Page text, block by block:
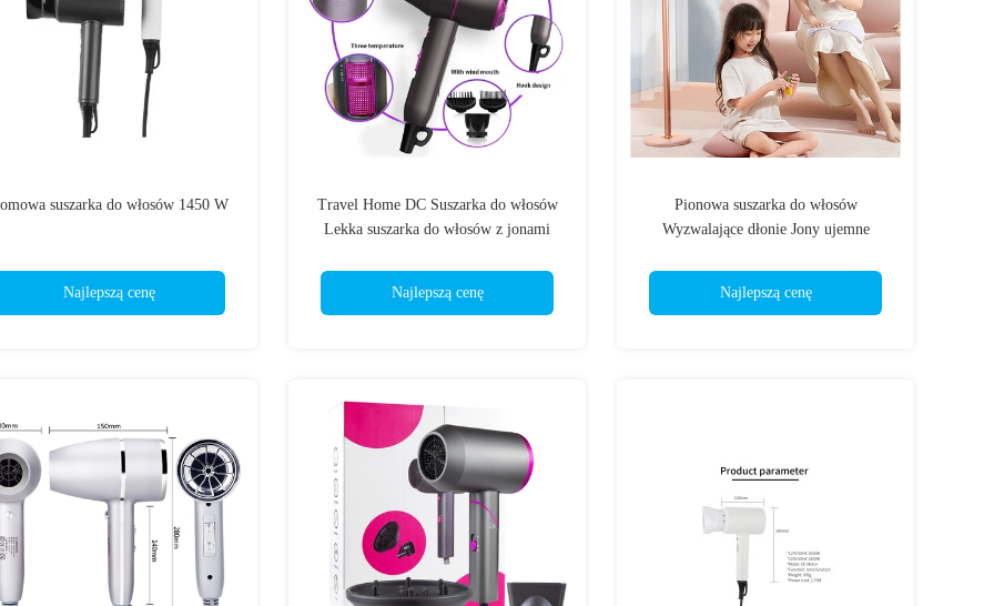
suszarka do włosów 1450 W
Najlepszą cenę
Travel Home DC Suszarka do włosów
Lekka suszarka do włosów z jonami
Najlepszą cenę
Pionowa suszarka do włosów
Wyzwalające dłonie Jony ujemne
Najlepszą cenę